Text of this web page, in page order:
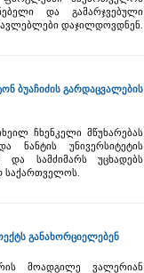
და გამარჯვებული
დაჯილდოვდნენ.
ბუაჩიძის გარდაცვალების
ჩხენკელი მწუხარებას
ნანტის უნივერსიტეტის
და სამძიმარს უცხადებს
საქართველოს.
განახორციელებენ
მოადგილე ვალერიან